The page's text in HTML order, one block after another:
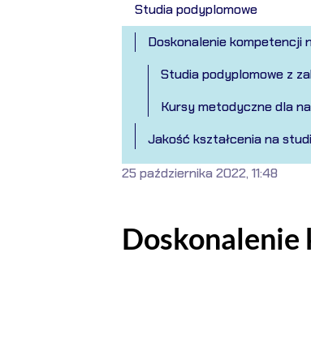
Studia podyplomowe
Doskonalenie kompetencji
Studia podyplomowe z
Kursy metodyczne dla
Jakość kształcenia na
25 października 2022, 11:48